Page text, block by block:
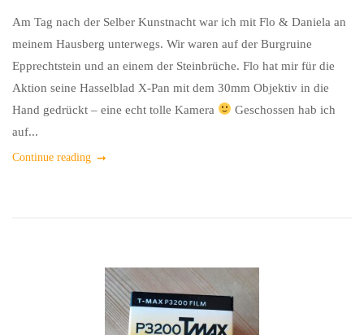
Am Tag nach der Selber Kunstnacht war ich mit Flo & Daniela an
meinem Hausberg unterwegs. Wir waren auf der Burgruine
Epprechtstein und an einem der Steinbrüche. Flo hat mir für die
Aktion seine Hasselblad X-Pan mit dem 30mm Objektiv in die
Hand gedrückt – eine echt tolle Kamera
Geschossen hab ich
auf...
Continue reading